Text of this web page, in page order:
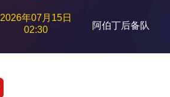
2026年07月15日
02:30
阿伯丁后备队